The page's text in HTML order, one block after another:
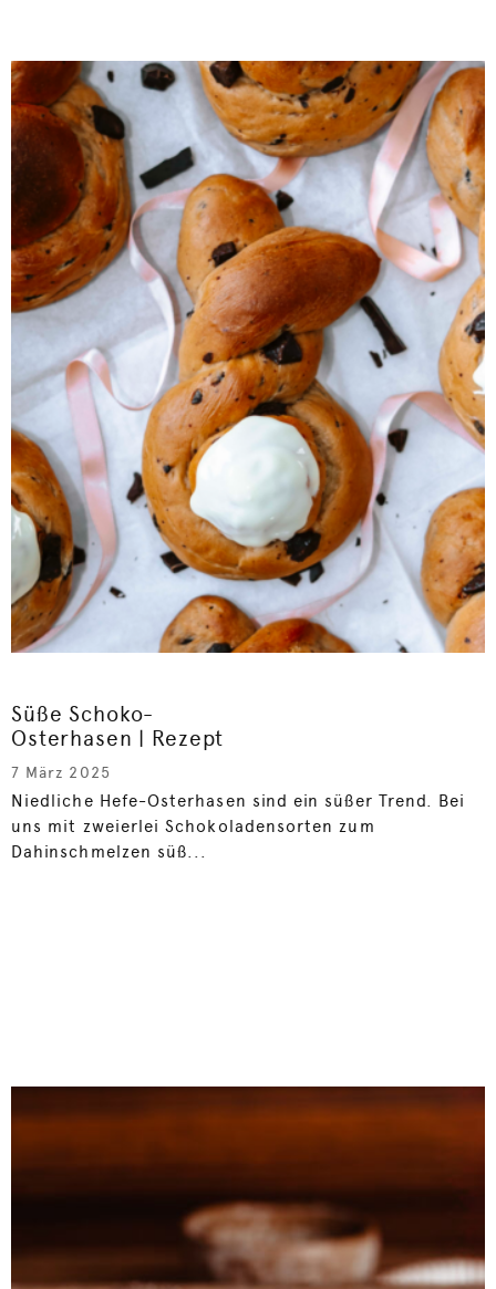
Süße Schoko-
Osterhasen | Rezept
7 März 2025
Niedliche Hefe-Osterhasen sind ein süßer Trend. Bei
uns mit zweierlei Schokoladensorten zum
Dahinschmelzen süß...